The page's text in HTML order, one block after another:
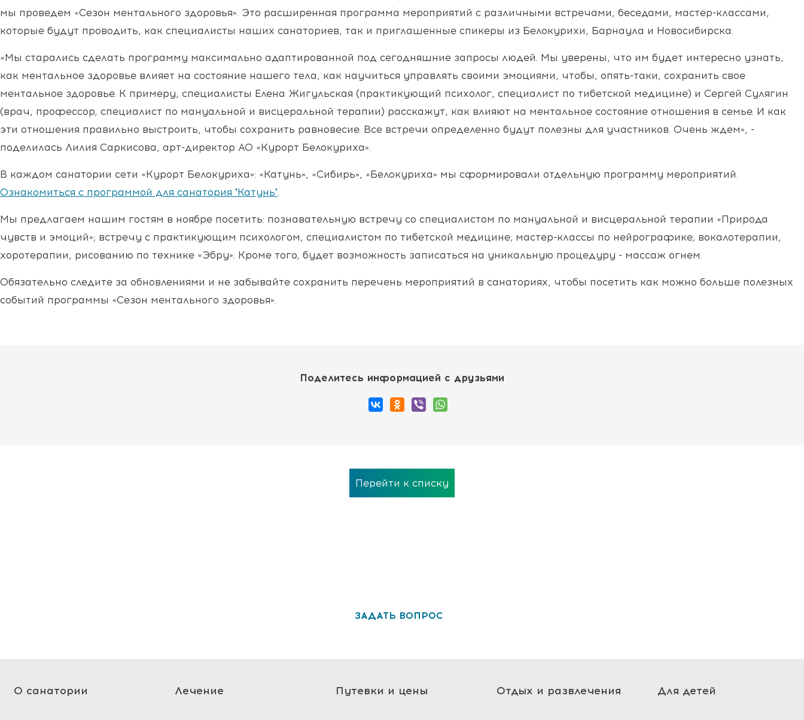
мы проведем «Сезон ментального здоровья». Это расширенная программа мероприятий с различными встречами, беседами, мастер-классами,
которые будут проводить, как специалисты наших санаториев, так и приглашенные спикеры из Белокурихи, Барнаула и Новосибирска.
«Мы старались сделать программу максимально адаптированной под сегодняшние запросы людей. Мы уверены, что им будет интересно узнать,
как ментальное здоровье влияет на состояние нашего тела, как научиться управлять своими эмоциями, чтобы, опять-таки, сохранить свое
ментальное здоровье. К примеру, специалисты Елена Жигульская (практикующий психолог, специалист по тибетской медицине) и Сергей Сулягин
(врач, профессор, специалист по мануальной и висцеральной терапии) расскажут, как влияют на ментальное состояние отношения в семье. И как
эти отношения правильно выстроить, чтобы сохранить равновесие. Все встречи определенно будут полезны для участников. Очень ждем», -
поделилась Лилия Саркисова, арт-директор АО «Курорт Белокуриха».
В каждом санатории сети «Курорт Белокуриха»: «Катунь», «Сибирь», «Белокуриха» мы сформировали отдельную программу мероприятий.
Ознакомиться с программой для санатория "Катунь".
Мы предлагаем нашим гостям в ноябре посетить: познавательную встречу со специалистом по мануальной и висцеральной терапии «Природа
чувств и эмоций»; встречу с практикующим психологом, специалистом по тибетской медицине; мастер-классы по нейрографике, вокалотерапии,
хоротерапии, рисованию по технике «Эбру». Кроме того, будет возможность записаться на уникальную процедуру - массаж огнем.
Обязательно следите за обновлениями и не забывайте сохранить перечень мероприятий в санаториях, чтобы посетить как можно больше полезных
событий программы «Сезон ментального здоровья».
Поделитесь информацией с друзьями
Перейти к списку
ЗАДАТЬ ВОПРОС
О санатории Лечение Путевки и цены Отдых и развлечения Для детей